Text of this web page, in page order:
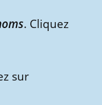
. Cliquez
sur